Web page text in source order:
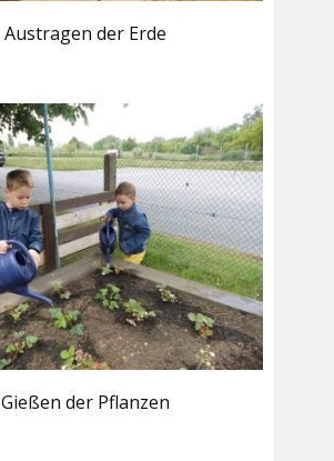
Austragen der Erde
Gießen der Pflanzen